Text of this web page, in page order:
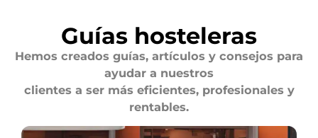
Guías hosteleras
Hemos creados guías, artículos y consejos para
ayudar a nuestros
clientes a ser más eficientes, profesionales y
rentables.